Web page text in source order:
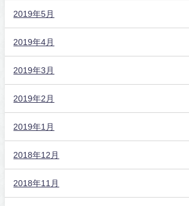
2019年5月
2019年4月
2019年3月
2019年2月
2019年1月
2018年12月
2018年11月